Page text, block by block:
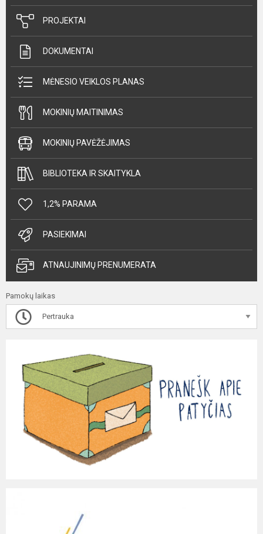
PROJEKTAI
DOKUMENTAI
MĖNESIO VEIKLOS PLANAS
MOKINIŲ MAITINIMAS
MOKINIŲ PAVĖŽĖJIMAS
BIBLIOTEKA IR SKAITYKLA
1,2% PARAMA
PASIEKIMAI
ATNAUJINIMŲ PRENUMERATA
Pamokų laikas
Pertrauka